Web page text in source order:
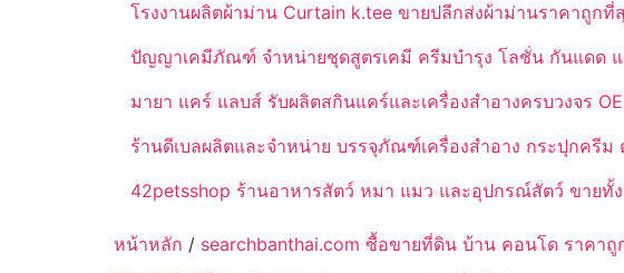
โรงงานผลิตผ้าม่าน Curtain k.tee ขายปลีกส่งผ้าม่านราคาถูก
ปัญญาเคมีภัณฑ์ จำหน่ายชุดสูตรเคมี ครีมบำรุง โลชั่น กันแดด แล
มายา แคร์ แลบส์ รับผลิตสกินแคร์และเครื่องสำอางครบวงจร
ร้านดีเบลผลิตและจำหน่าย บรรจุภัณฑ์เครื่องสำอาง กระปุกครี
42petsshop ร้านอาหารสัตว์ หมา แมว และอุปกรณ์สัตว์ ขายทั้
หน้าหลัก / searchbanthai.com ซื้อขายที่ดิน บ้าน คอนโด ราคาถู